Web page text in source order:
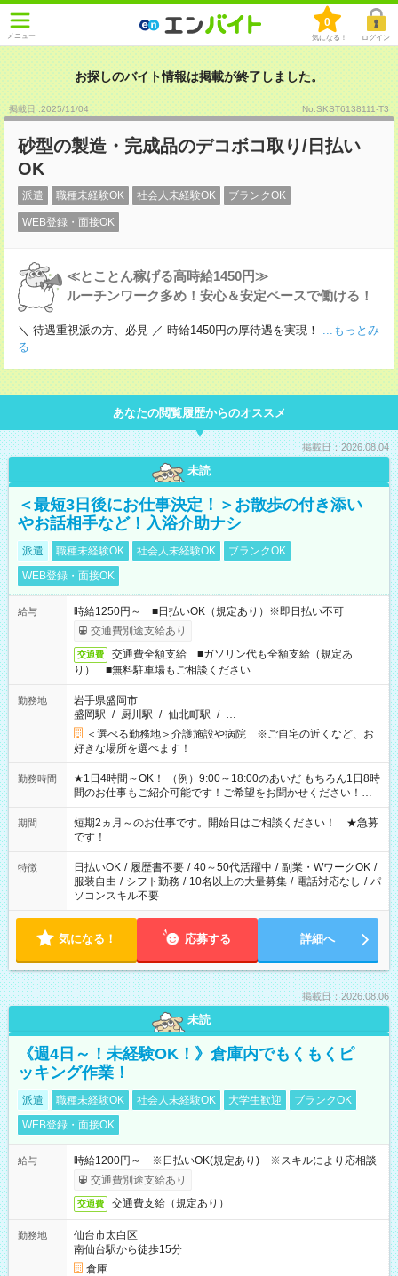
メニュー
0
気になる！ ログイン
お探しのバイト情報は掲載が終了しました。
掲載日 :2025/11/04 No.SKST6138111-T3
砂型の製造・完成品のデコボコ取り/日払い
OK
派遣 職種未経験OK 社会人未経験OK ブランクOK
WEB登録・面接OK
≪とことん稼げる高時給1450円≫
ルーチンワーク多め！安心＆安定ペースで働ける！
＼ 待遇重視派の方、必見 ／ 時給1450円の厚待遇を実現！
...もっとみ
る
あなたの閲覧履歴からのオススメ
掲載日：2026.08.04
未読
＜最短3日後にお仕事決定！＞お散歩の付き添い
やお話相手など！入浴介助ナシ
派遣 職種未経験OK 社会人未経験OK
ブランクOK
WEB登録・面接OK
給与
時給1250円～ ■日払いOK（規定あり）※即日払い不可
交通費別途支給あり
交通費
交通費全額支給 ■ガソリン代も全額支給（規定あ
り） ■無料駐車場もご相談ください
勤務地
岩手県盛岡市
盛岡駅 / 厨川駅 / 仙北町駅 / …
＜選べる勤務地＞介護施設や病院 ※ご自宅の近くなど、お
好きな場所を選べます！
勤務時間
★1日4時間～OK！ （例）9:00～18:00のあいだ もちろん1日8時
間のお仕事もご紹介可能です！ご希望をお聞かせください！★
家庭の都合でお休みが必要な場合も遠慮なくご相談ください。
※週最低15時間以上の勤務が必要です
期間
短期2ヵ月～のお仕事です。開始日はご相談ください！ ★急募
です！
特徴 日払いOK / 履歴書不要 / 40～50代活躍中 / 副業・WワークOK /
服装自由 / シフト勤務 / 10名以上の大量募集 / 電話対応なし / パ
ソコンスキル不要
気になる！ 応募する 詳細へ
掲載日：2026.08.06
未読
《週4日～！未経験OK！》倉庫内でもくもくピ
ッキング作業！
派遣 職種未経験OK 社会人未経験OK 大学生歓迎
ブランクOK
WEB登録・面接OK
給与
時給1200円～ ※日払いOK(規定あり) ※スキルにより応相談
交通費別途支給あり
交通費 交通費支給（規定あり）
勤務地
仙台市太白区
南仙台駅から徒歩15分
倉庫